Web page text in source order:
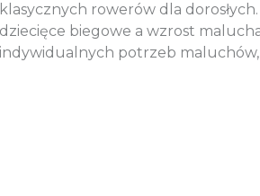
klasycznych rowerów dla
dziecięce biegowe a wzrost
indywidualnych potrzeb maluchów,